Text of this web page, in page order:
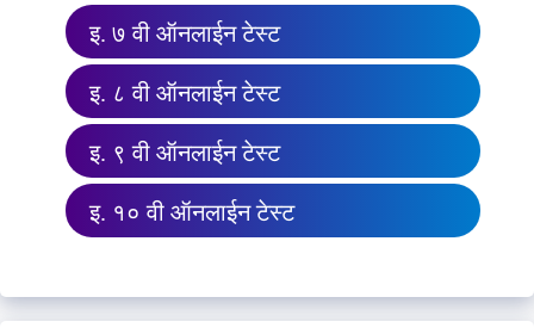
इ. ७ वी ऑनलाईन टेस्ट
इ. ८ वी ऑनलाईन टेस्ट
इ. ९ वी ऑनलाईन टेस्ट
इ. १० वी ऑनलाईन टेस्ट